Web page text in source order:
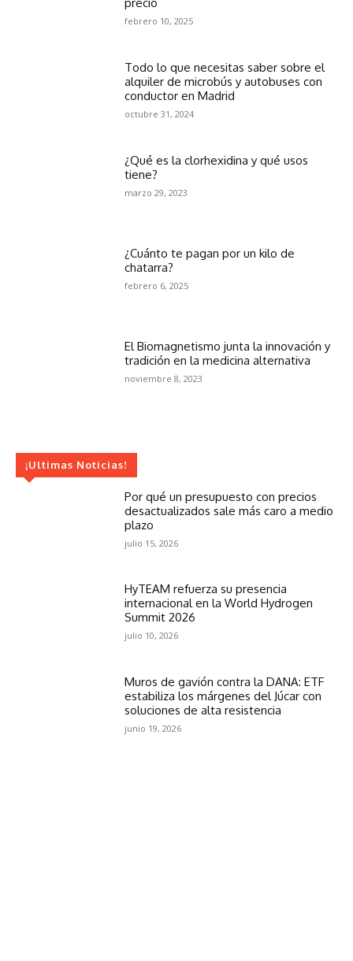
febrero 10, 2025
Todo lo que necesitas saber sobre el
alquiler de microbús y autobuses con
conductor en Madrid
octubre 31, 2024
¿Qué es la clorhexidina y qué usos
tiene?
marzo 29, 2023
¿Cuánto te pagan por un kilo de
chatarra?
febrero 6, 2025
El Biomagnetismo junta la innovación y
tradición en la medicina alternativa
noviembre 8, 2023
¡Ultimas Noticias!
Por qué un presupuesto con precios
desactualizados sale más caro a medio
plazo
julio 15, 2026
HyTEAM refuerza su presencia
internacional en la World Hydrogen
Summit 2026
julio 10, 2026
Muros de gavión contra la DANA: ETF
estabiliza los márgenes del Júcar con
soluciones de alta resistencia
junio 19, 2026